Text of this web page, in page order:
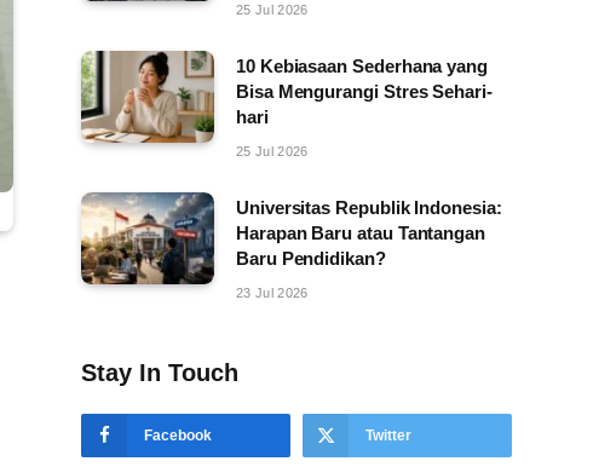
25 Jul 2026
10 Kebiasaan Sederhana yang
Bisa Mengurangi Stres Sehari-
hari
25 Jul 2026
Universitas Republik Indonesia:
Harapan Baru atau Tantangan
Baru Pendidikan?
23 Jul 2026
Stay In Touch
Facebook Twitter